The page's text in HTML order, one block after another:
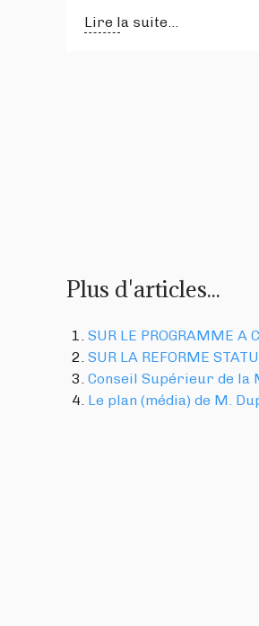
Lire la suite...
Plus d'articles...
SUR LE PROGRAMME A
SUR LA REFORME
Conseil Supérieur de la
Le plan (média) de M.